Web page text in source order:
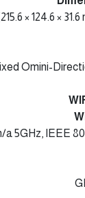
a 5GHz, IEEE